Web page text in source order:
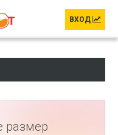
ВХОД
размер